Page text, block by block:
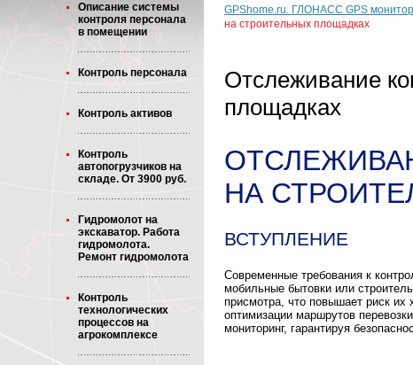
Описание системы
контроля персонала
в помещении
Контроль персонала
Контроль активов
Контроль
автопогрузчиков на
складе. От 3900 руб.
Гидромолот на
экскаватор. Работа
гидромолота.
Ремонт гидромолота
Контроль
технологических
процессов на
агрокомплексе
GPShome.ru. ГЛОНАСС GPS
на строительных площадках
Отслеживание
площадках
НА
ВСТУПЛЕНИЕ
Современные требования к
мобильные бытовки или
присмотра, что повышает риск
оптимизации маршрутов
мониторинг, гарантируя